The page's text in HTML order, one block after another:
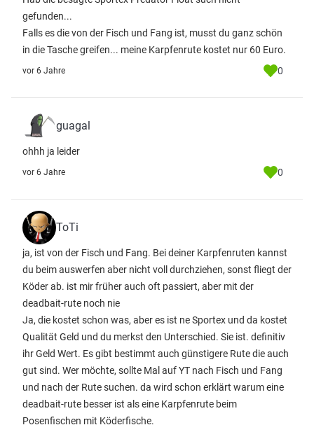
gefunden...
Falls es die von der Fisch und Fang ist, musst du ganz schön
in die Tasche greifen... meine Karpfenrute kostet nur 60 Euro.
vor 6 Jahre 0
guagal
ohhh ja leider
vor 6 Jahre 0
ToTi
ja, ist von der Fisch und Fang. Bei deiner Karpfenruten kannst
du beim auswerfen aber nicht voll durchziehen, sonst fliegt der
Köder ab. ist mir früher auch oft passiert, aber mit der
deadbait-rute noch nie
Ja, die kostet schon was, aber es ist ne Sportex und da kostet
Qualität Geld und du merkst den Unterschied. Sie ist. definitiv
ihr Geld Wert. Es gibt bestimmt auch günstigere Rute die auch
gut sind. Wer möchte, sollte Mal auf YT nach Fisch und Fang
und nach der Rute suchen. da wird schon erklärt warum eine
deadbait-rute besser ist als eine Karpfenrute beim
Posenfischen mit Köderfische.